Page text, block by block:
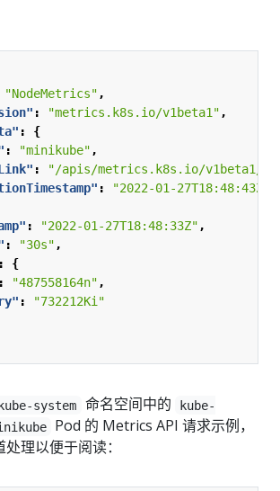
"NodeMetrics",
: "metrics.k8s.io/v1beta1",
:
{
: "minikube",
:
"/apis/metrics.k8s.io/v1beta1/
:
"2022-01-27T18:48:43Z"
: "2022-01-27T18:48:33Z",
: "30s",
:
{
: "487558164n",
:
"732212Ki"
system 命名空间中的
kube-
Pod 的 Metrics API 请求示例，
处理以便于阅读：